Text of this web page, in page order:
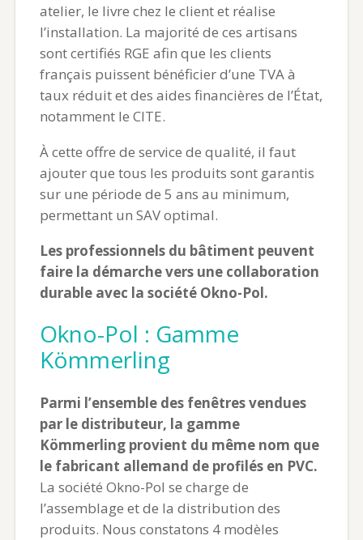
atelier, le livre chez le client et réalise
l’installation. La majorité de ces artisans
sont certifiés RGE afin que les clients
français puissent bénéficier d’une TVA à
taux réduit et des aides financières de l’État,
notamment le CITE.
À cette offre de service de qualité, il faut
ajouter que tous les produits sont garantis
sur une période de 5 ans au minimum,
permettant un SAV optimal.
Les professionnels du bâtiment peuvent
faire la démarche vers une collaboration
durable avec la société Okno-Pol.
Okno-Pol : Gamme
Kömmerling
Parmi l’ensemble des fenêtres vendues
par le distributeur, la gamme
Kömmerling provient du même nom que
le fabricant allemand de profilés en PVC.
La société Okno-Pol se charge de
l’assemblage et de la distribution des
produits. Nous constatons 4 modèles